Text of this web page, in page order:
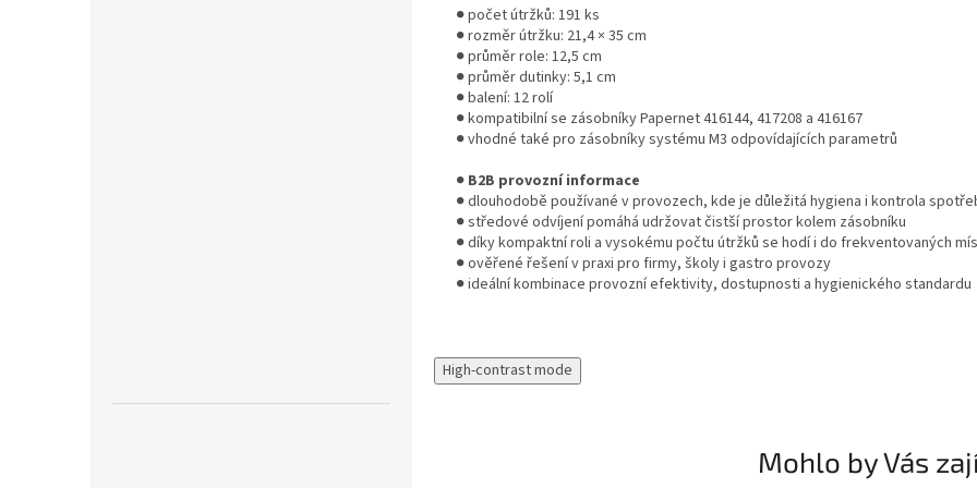
● počet útržků: 191 ks
● rozměr útržku: 21,4 × 35 cm
● průměr role: 12,5 cm
● průměr dutinky: 5,1 cm
● balení: 12 rolí
● kompatibilní se zásobníky Papernet 416144, 417208 a 416167
● vhodné také pro zásobníky systému M3 odpovídajících parametrů
● B2B provozní informace
● dlouhodobě používané v provozech, kde je důležitá hygiena i kontrola
● středové odvíjení pomáhá udržovat čistší prostor kolem zásobníku
● díky kompaktní roli a vysokému počtu útržků se hodí i do frekventovaných
● ověřené řešení v praxi pro firmy, školy i gastro provozy
● ideální kombinace provozní efektivity, dostupnosti a hygienického standardu
High-contrast mode
Mohlo by Vás